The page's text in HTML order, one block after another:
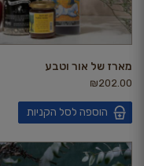
מארז של אור וטבע
₪202.00
הוספה לסל הקניות